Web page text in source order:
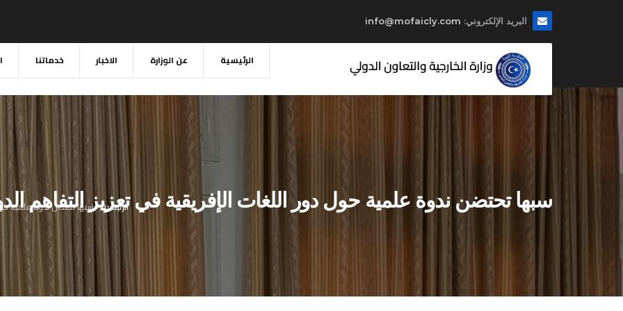
البريد الإلكتروني:
سبها تحتضن ندوة علمية حول دور اللغات الإفريقية في تعزيز التفاهم
الرئيسية سبها تحتضن ندوة علمية حول